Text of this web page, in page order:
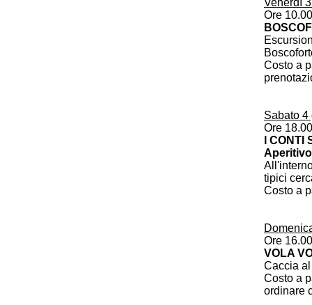
Venerdì
Ore 10.00
Costo a
Sabato 4
Ore 18.00
I CONTI
tipici
Costo a
Ore 16.00
VOLA
Caccia
Costo a
ordinare